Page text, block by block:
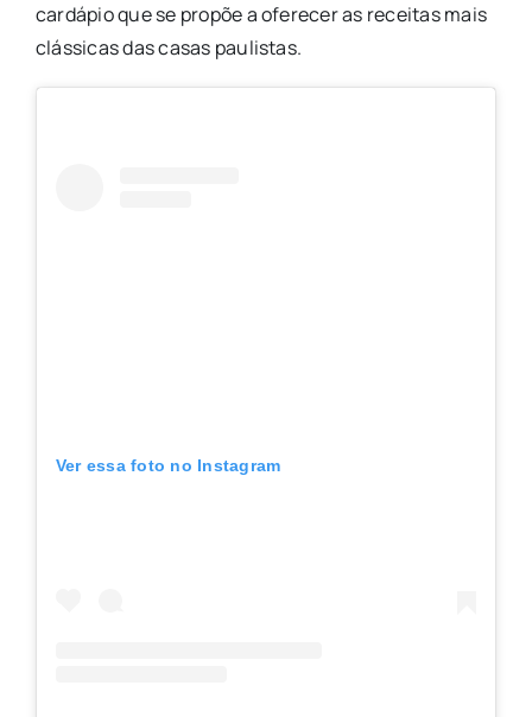
cardápio que se propõe a oferecer as receitas mais
clássicas das casas paulistas.
Ver essa foto no Instagram